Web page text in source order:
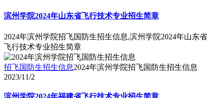
滨州学院2024年山东省飞行技术专业招生简章
2024年滨州学院招飞国防生招生信息,滨州学院2024年山东省
飞行技术专业招生简章
招飞国防生招生信息2024年滨州学院招飞国防生招生信息
2023/11/2
滨州学院2024年福建省飞行技术专业招生简章